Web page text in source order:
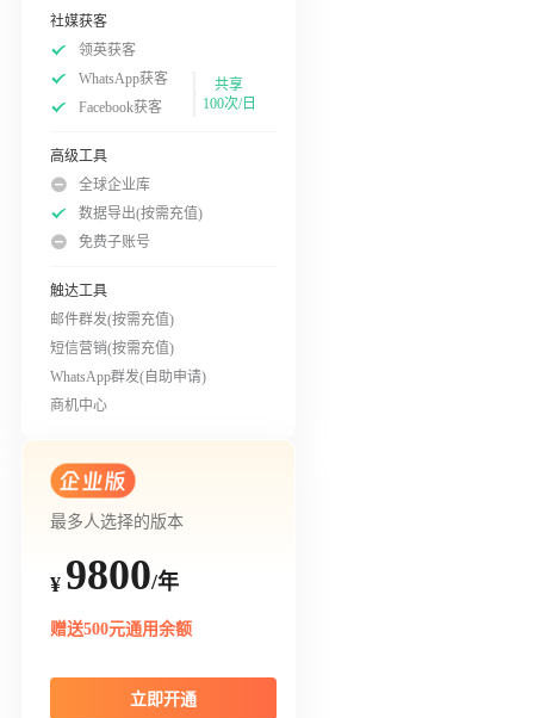
社媒获客
领英获客
WhatsApp获客
Facebook获客
共享
100次/日
高级工具
全球企业库
数据导出(按需充值)
免费子账号
触达工具
邮件群发(按需充值)
短信营销(按需充值)
WhatsApp群发(自助申请)
商机中心
最多人选择的版本
¥ 9800/年
赠送500元通用余额
立即开通